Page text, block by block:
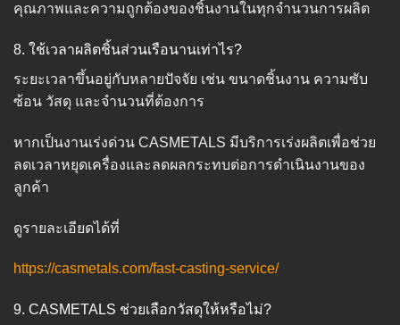
คุณภาพและความถูกต้องของชิ้นงานในทุกจำนวนการผลิต
8. ใช้เวลาผลิตชิ้นส่วนเรือนานเท่าไร?
ระยะเวลาขึ้นอยู่กับหลายปัจจัย เช่น ขนาดชิ้นงาน ความซับ
ซ้อน วัสดุ และจำนวนที่ต้องการ
หากเป็นงานเร่งด่วน CASMETALS มีบริการเร่งผลิตเพื่อช่วย
ลดเวลาหยุดเครื่องและลดผลกระทบต่อการดำเนินงานของ
ลูกค้า
ดูรายละเอียดได้ที่
https://casmetals.com/fast-casting-service/
9. CASMETALS ช่วยเลือกวัสดุให้หรือไม่?